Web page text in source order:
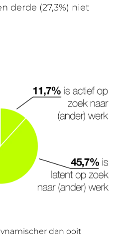
derde (27,3%) niet
dan ooit